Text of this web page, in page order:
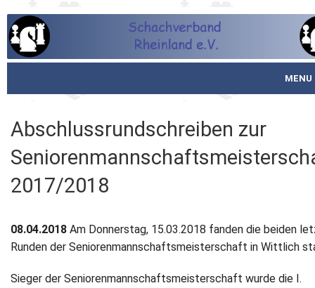
MENU
Spielbetrieb
Meistertafel
Fotos
Abschlussrundschreiben zur
2017/2018
08.04.2018 Am Donnerstag, 15.03.2018 fanden die beiden
Runden der Seniorenmannschaftsmeisterschaft in Wittlich
Sieger der Seniorenmannschaftsmeisterschaft wurde die I.